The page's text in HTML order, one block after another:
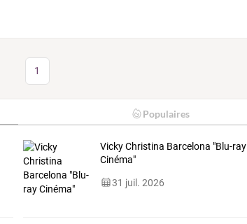
1
Populaires
Vicky Christina Barcelona "Blu-ray
Cinéma"
31 juil. 2026